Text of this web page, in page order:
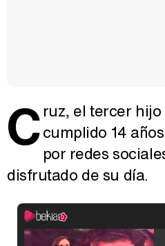
Cruz, el tercer
cumplido 14
por redes
disfrutado de su día.